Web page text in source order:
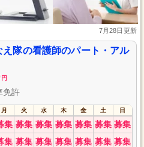
7月28日更新
隊の看護師のパート・アル
円
免許
月 火 水 木 金 土 日
集 募集 募集 募集 募集 募集 募集
集 募集 募集 募集 募集 募集 募集